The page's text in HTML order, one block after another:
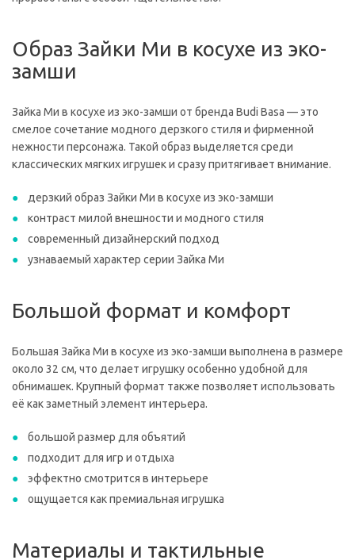
Образ Зайки Ми в косухе из эко-
замши
Зайка Ми в косухе из эко-замши от бренда Budi Basa — это
смелое сочетание модного дерзкого стиля и фирменной
нежности персонажа. Такой образ выделяется среди
классических мягких игрушек и сразу притягивает внимание.
дерзкий образ Зайки Ми в косухе из эко-замши
контраст милой внешности и модного стиля
современный дизайнерский подход
узнаваемый характер серии Зайка Ми
Большой формат и комфорт
Большая Зайка Ми в косухе из эко-замши выполнена в размере
около 32 см, что делает игрушку особенно удобной для
обнимашек. Крупный формат также позволяет использовать
её как заметный элемент интерьера.
большой размер для объятий
подходит для игр и отдыха
эффектно смотрится в интерьере
ощущается как премиальная игрушка
Материалы и тактильные